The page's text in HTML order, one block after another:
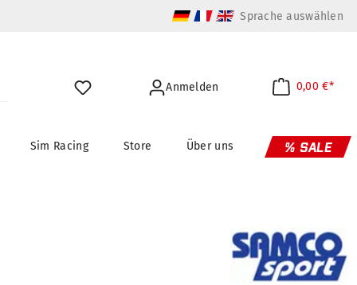
Sprache auswählen
Anmelden 0,00 €*
Sim Racing Store Über uns % SALE